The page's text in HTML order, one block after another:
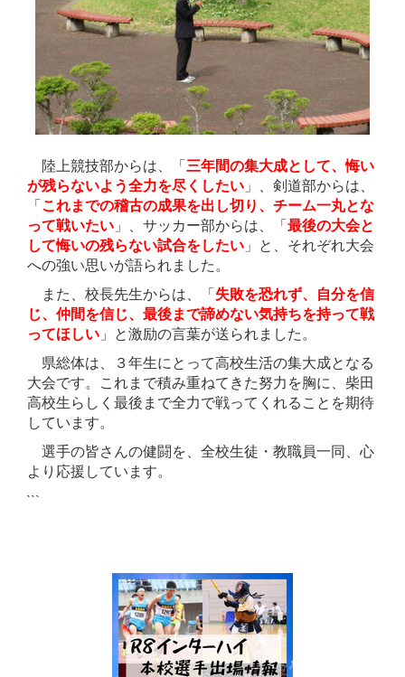
陸上競技部からは、「 三年間の集大成として、悔い
が残らないよう全力を尽くしたい 」、剣道部からは、
「 これまでの稽古の成果を出し切り、チーム一丸とな
って戦いたい 」、サッカー部からは、「 最後の大会と
して悔いの残らない試合をしたい 」と、それぞれ大会
への強い思いが語られました。
また、校長先生からは、「 失敗を恐れず、自分を信
じ、仲間を信じ、最後まで諦めない気持ちを持って戦
ってほしい 」と激励の言葉が送られました。
県総体は、３年生にとって高校生活の集大成となる
大会です。これまで積み重ねてきた努力を胸に、柴田
高校生らしく最後まで全力で戦ってくれることを期待
しています。
選手の皆さんの健闘を、全校生徒・教職員一同、心
より応援しています。
```